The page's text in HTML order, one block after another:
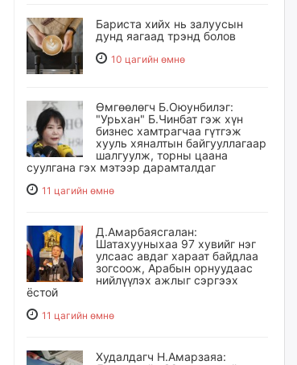
Бариста хийх нь залуусын
дунд яагаад трэнд болов
10 цагийн өмнө
Өмгөөлөгч Б.Оюунбилэг:
"Урьхан" Б.Чинбат гэж хүн
бизнес хамтрагчаа гүтгэж
хууль хяналтын байгууллагаар
шалгуулж, торны цаана
суулгана гэх мэтээр дарамталдаг
11 цагийн өмнө
Д.Амарбаясгалан:
Шатахууныхаа 97 хувийг нэг
улсаас авдаг хараат байдлаа
зогсоож, Арабын орнуудаас
нийлүүлэх ажлыг сэргээх
ёстой
11 цагийн өмнө
Худалдагч Н.Амарзаяа: